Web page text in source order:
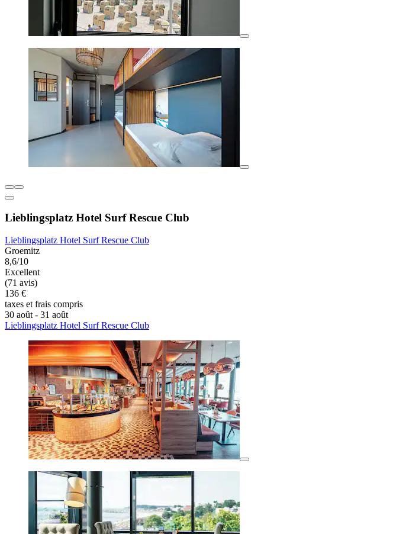
Lieblingsplatz Hotel Surf Rescue Club
Lieblingsplatz Hotel Surf Rescue Club
Groemitz
8,6/10
Excellent
(71 avis)
136 €
taxes et frais compris
30 août - 31 août
Lieblingsplatz Hotel Surf Rescue Club